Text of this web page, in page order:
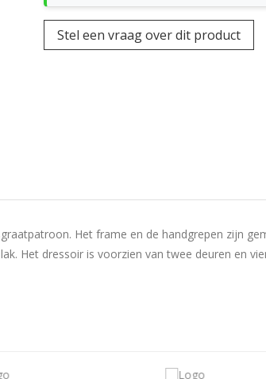
Stel een vraag over dit product
Het frame en de handgrepen zijn
Het dressoir is voorzien van twee deuren en